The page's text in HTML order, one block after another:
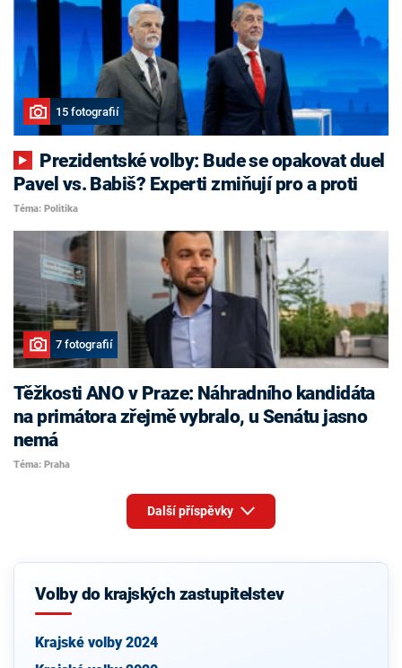
15 fotografií
Pavel vs. Babiš? Experti zmiňují pro a proti
Téma: Politika
7 fotografií
Těžkosti ANO v Praze: Náhradního kandidáta
na primátora zřejmě vybralo, u Senátu jasno
nemá
Téma: Praha
Další příspěvky
Volby do krajských zastupitelstev
Krajské volby 2024